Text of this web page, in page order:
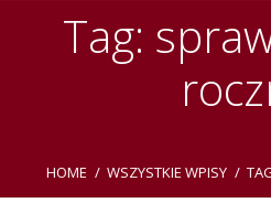
Tag:
HOME WSZYSTKIE WPISY
Festiwal
Kurs instruktorski